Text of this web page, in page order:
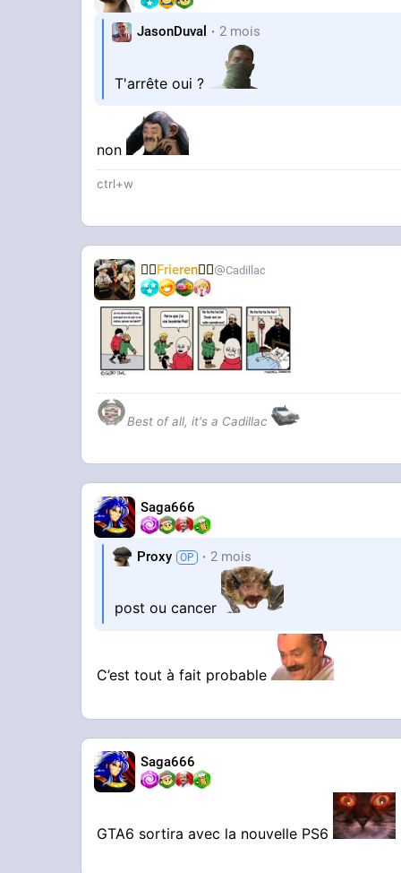
JasonDuval 2 mois
T'arrête oui ?
non
ctrl+w
🧝‍♀️Frieren🧝‍♀️ Cadillac
Best of all, it's a Cadillac
Saga666
Proxy 2 mois
post ou cancer
C’est tout à fait probable
Saga666
GTA6 sortira avec la nouvelle PS6